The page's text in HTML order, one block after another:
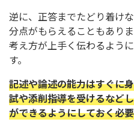
逆に、正答までたどり着け
分点がもらえることもあり
考え方が上手く伝わるよう
す。
記述や論述の能力はすぐに
試や添削指導を受けるなど
ができるようにしておく必